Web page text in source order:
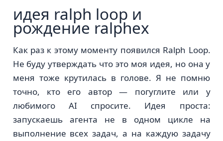
идея ralph loop и
рождение ralphеx
Как раз к этому моменту появился Ralph Loop.
Не буду утверждать что это моя идея, но она у
меня тоже крутилась в голове. Я не помню
точно, кто его автор — погуглите или у
любимого AI спросите. Идея проста:
запускаешь агента не в одном цикле на
выполнение всех задач, а на каждую задачу